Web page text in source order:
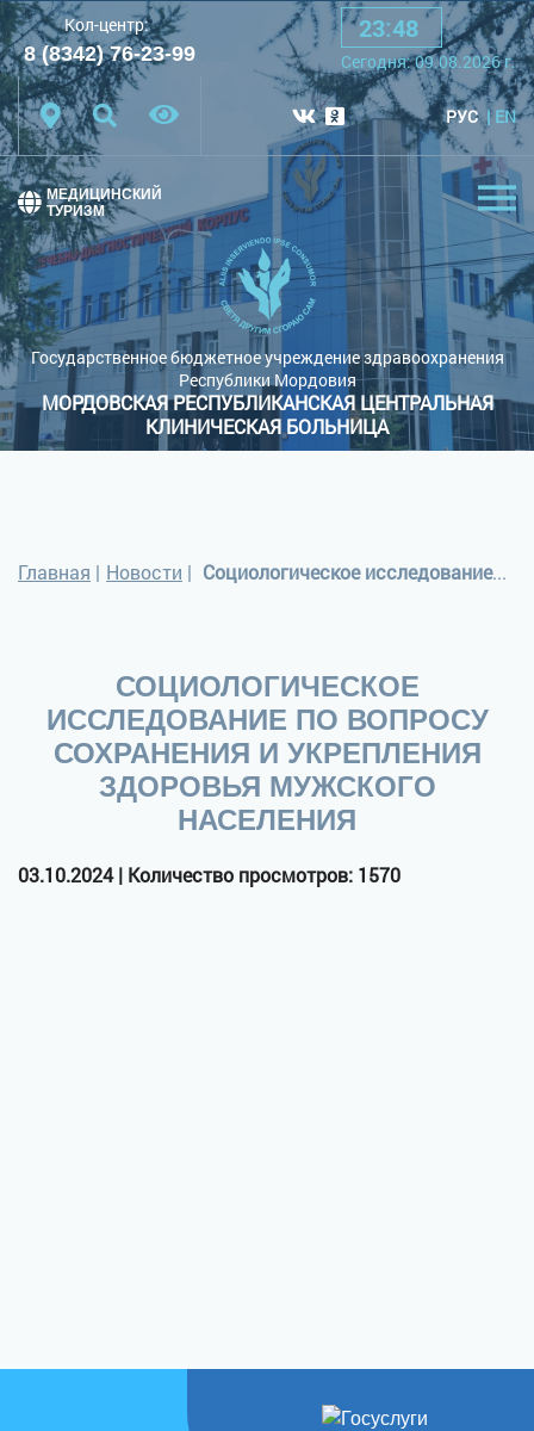
Шрифт: A A A
Цветовая схема: Черная схема
Обычный сайт
Кол-центр:
8 (8342) 76-23-99
23:48
Сегодня:09.08.2026г.
РУС EN
Государственное бюджетное учреждение здравоохранения
Республики Мордовия
МОРДОВСКАЯ РЕСПУБЛИКАНСКАЯ ЦЕНТРАЛЬНАЯ
КЛИНИЧЕСКАЯ БОЛЬНИЦА
МЕДИЦИНСКИЙ
ТУРИЗМ
Главная | Новости | Социологическое исследование по вопросу сохранения и укрепления здоровья мужского населения
СОЦИОЛОГИЧЕСКОЕ
ИССЛЕДОВАНИЕ ПО ВОПРОСУ
СОХРАНЕНИЯ И УКРЕПЛЕНИЯ
ЗДОРОВЬЯ МУЖСКОГО
НАСЕЛЕНИЯ
03.10.2024 | Количество просмотров: 1570